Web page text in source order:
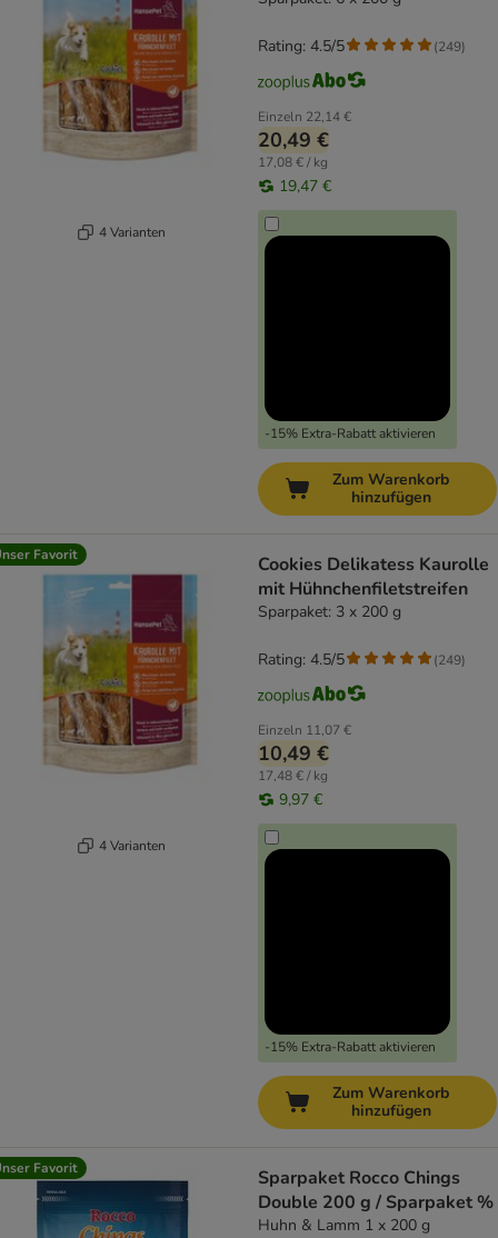
4 Varianten
Einzeln 22,14 €
20,49 €
17,08 € / kg
19,47 €
-15% Extra-Rabatt aktivieren
Rating: 4.5/5 (249)
Zum Warenkorb
hinzufügen
Favorit
4 Varianten
Cookies Delikatess Kaurolle
mit Hühnchenfiletstreifen
Sparpaket: 3 x 200 g
Einzeln 11,07 €
10,49 €
17,48 € / kg
9,97 €
-15% Extra-Rabatt aktivieren
Rating: 4.5/5 (249)
Zum Warenkorb
hinzufügen
Favorit
Sparpaket Rocco Chings
Double 200 g / Sparpaket %
Huhn & Lamm 1 x 200 g